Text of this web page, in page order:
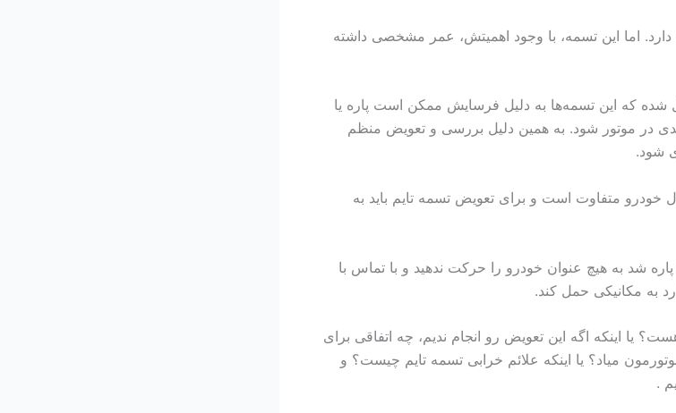
اما این تسمه، با وجود اهمیتش، عمر مشخصی داشته
شده که این تسمه‌ها به دلیل فرسایش ممکن است پاره یا
جدی در موتور شود. به همین دلیل بررسی و تعویض منظم
شود.
خودرو متفاوت است و برای تعویض تسمه تایم باید به
شد به هیچ عنوان خودرو را حرکت ندهید و با تماس با
به مکانیکی حمل کند.
یا اینکه اگه این تعویض رو انجام ندیم، چه اتفاقی برای
میاد؟ یا اینکه علائم خرابی تسمه تایم چیست؟ و
.